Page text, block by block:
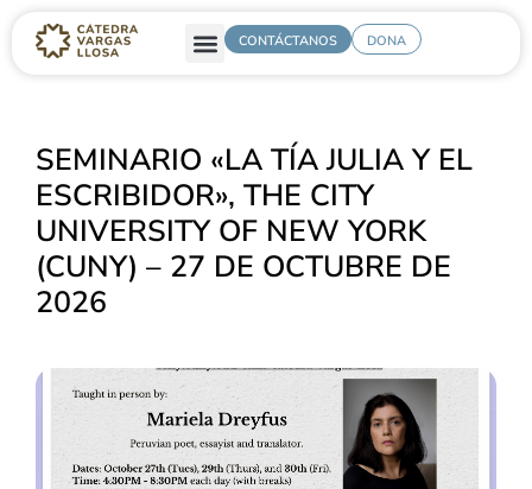
CONTÁCTANOS DONA
SEMINARIO «LA TÍA JULIA Y EL
ESCRIBIDOR», THE CITY
UNIVERSITY OF NEW YORK
(CUNY) – 27 DE OCTUBRE DE
2026